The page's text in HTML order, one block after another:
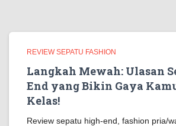
REVIEW SEPATU FASHION
Langkah Mewah: Ulasan
End yang Bikin Gaya
Kelas!
Review sepatu high-end, fashion pria/